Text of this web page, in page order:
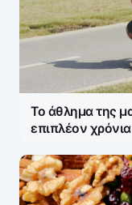
Το άθλημα της
επιπλέον